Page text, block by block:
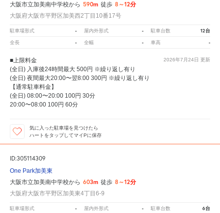
大阪市立加美南中学校から 590m 徒歩 8～12分
大阪府大阪市平野区加美西2丁目10番17号
駐車場形式 - 屋内外形式 - 駐車台数 12台
全長 - 全幅 - 車高 -
2026年7月24日 更新
■上限料金
(全日) 入庫後24時間最大 500円 ※繰り返し有り
(全日) 夜間最大20:00〜翌8:00 300円 ※繰り返し有り
【通常駐車料金】
(全日) 08:00〜20:00 100円 30分
20:00〜08:00 100円 60分
気に入った駐車場を見つけたら
ハートをタップしてマイPに保存
ID:305114309
One Park加美東
大阪市立加美南中学校から 603m 徒歩 8～12分
大阪府大阪市平野区加美東4丁目6-9
駐車場形式 - 屋内外形式 - 駐車台数 6台